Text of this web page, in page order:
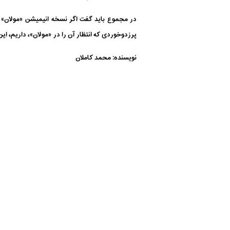
در مجموع باید گفت اگر نسخه انیمیشن
پرزدوخوردی که انتظار آن را در «مولان»،
نویسنده: محمد کاملان